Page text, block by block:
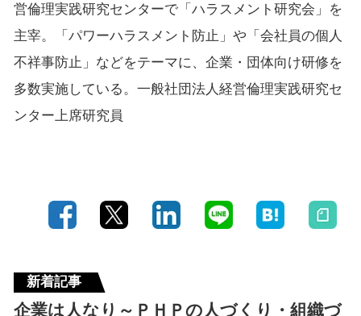
営倫理実践研究センターで「ハラスメント研究会」を
主宰。「パワーハラスメント防止」や「会社員の個人
不祥事防止」などをテーマに、企業・団体向け研修を
多数実施している。一般社団法人経営倫理実践研究セ
ンター上席研究員
新着記事
企業は人なり～ＰＨＰの人づくり・組織づ